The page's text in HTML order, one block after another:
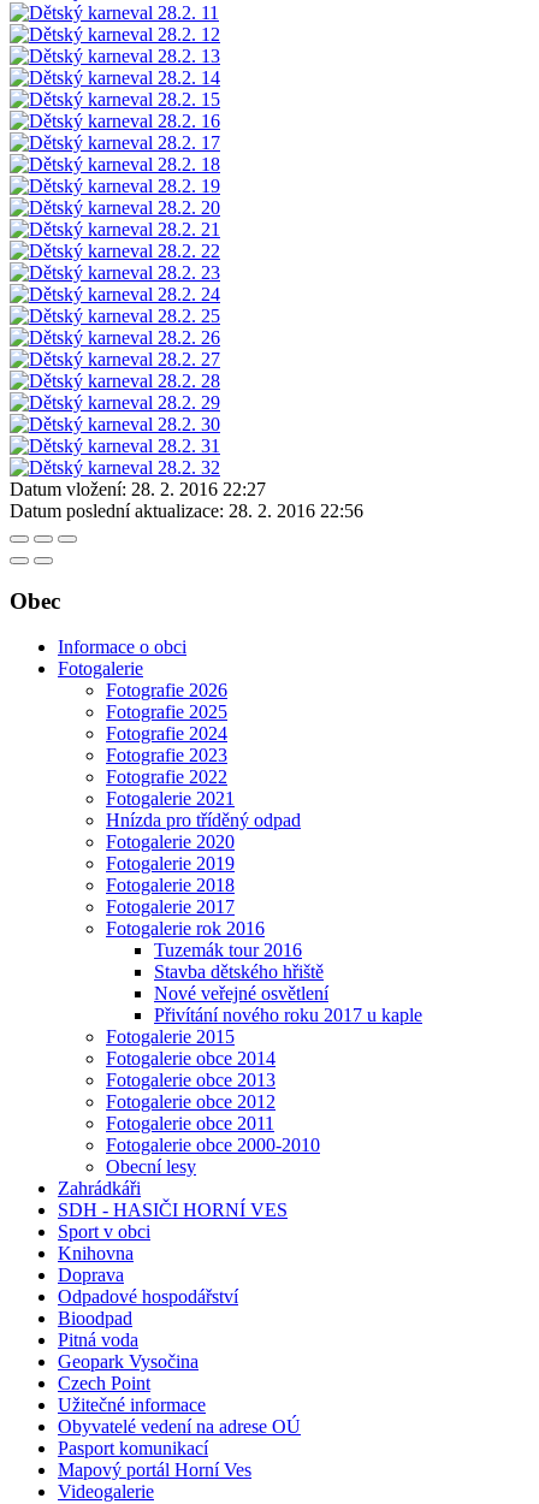
Datum vložení: 28. 2. 2016 22:27
Datum poslední aktualizace: 28. 2. 2016 22:56
Obec
Informace o obci
Fotogalerie
Fotografie 2026
Fotografie 2025
Fotografie 2024
Fotografie 2023
Fotografie 2022
Fotogalerie 2021
Hnízda pro tříděný odpad
Fotogalerie 2020
Fotogalerie 2019
Fotogalerie 2018
Fotogalerie 2017
Fotogalerie rok 2016
Tuzemák tour 2016
Stavba dětského hřiště
Nové veřejné osvětlení
Přivítání nového roku 2017 u kaple
Fotogalerie 2015
Fotogalerie obce 2014
Fotogalerie obce 2013
Fotogalerie obce 2012
Fotogalerie obce 2011
Fotogalerie obce 2000-2010
Obecní lesy
Zahrádkáři
SDH - HASIČI HORNÍ VES
Sport v obci
Knihovna
Doprava
Odpadové hospodářství
Bioodpad
Pitná voda
Geopark Vysočina
Czech Point
Užitečné informace
Obyvatelé vedení na adrese OÚ
Pasport komunikací
Mapový portál Horní Ves
Videogalerie